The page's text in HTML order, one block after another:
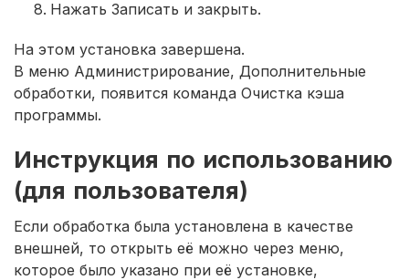
Нажать Записать и закрыть.
На этом установка завершена.
В меню Администрирование, Дополнительные
обработки, появится команда Очистка кэша
программы.
Инструкция по использованию
(для пользователя)
Если обработка была установлена в качестве
внешней, то открыть её можно через меню,
которое было указано при её установке,